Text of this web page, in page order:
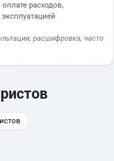
расходов,
расшифровка, часто